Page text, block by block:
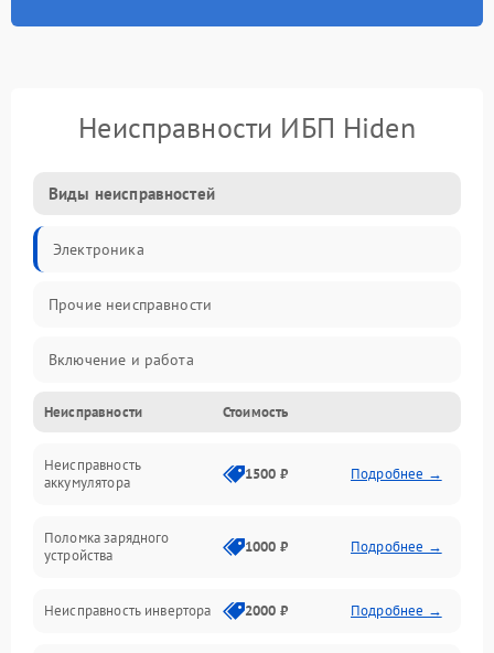
Неисправности ИБП Hiden
Виды неисправностей
Электроника
Прочие неисправности
Включение и работа
Работа с нагрузкой
Звук и индикация
Неисправности Стоимость
Неисправность
аккумулятора
1500 ₽ Подробнее →
Поломка зарядного
устройства
1000 ₽ Подробнее →
Неисправность инвертора 2000 ₽ Подробнее →